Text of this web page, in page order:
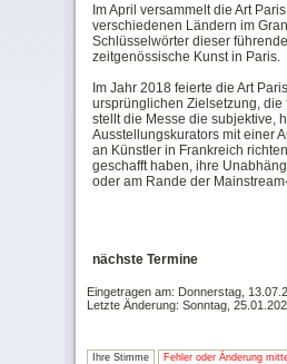
Im April versammelt die Art
verschiedenen Ländern im
Schlüsselwörter dieser
zeitgenössische Kunst in Paris.
Im Jahr 2018 feierte die Art
ursprünglichen Zielsetzung,
stellt die Messe die subjektive,
Ausstellungskurators mit einer
an Künstler in Frankreich
geschafft haben, ihre
oder am Rande der
nächste Termine
Eingetragen am: Donnerstag,
Letzte Änderung: Sonntag,
Ihre Stimme Fehler oder Änderung